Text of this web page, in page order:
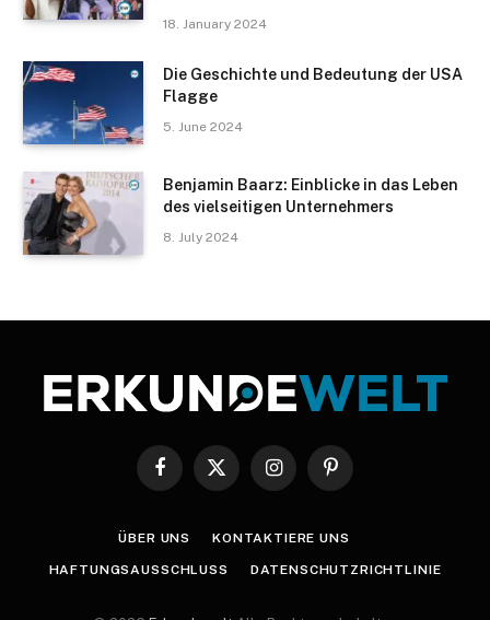
18. January 2024
Die Geschichte und Bedeutung der USA
Flagge
5. June 2024
Benjamin Baarz: Einblicke in das Leben
des vielseitigen Unternehmers
8. July 2024
Facebook
X
InstagramPinterest
ÜBER UNS KONTAKTIERE UNS
HAFTUNGSAUSSCHLUSS DATENSCHUTZRICHTLINIE